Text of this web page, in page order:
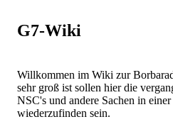
G7-Wiki
Willkommen im Wiki zur
sehr groß ist sollen hier die
NSC's und andere Sachen in
wiederzufinden sein.